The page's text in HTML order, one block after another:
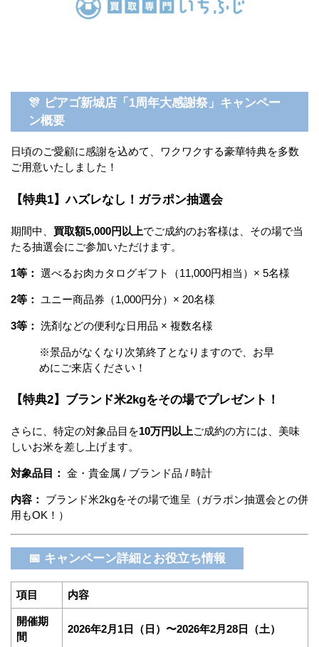
🎊 ピアゴ新城店「1周年大感謝祭」キャンペー
ン概要
日頃のご愛顧に感謝を込めて、ワクワクする豪華特典を多数
ご用意いたしました！
【特典1】ハズレなし！ガラポン抽選会
期間中、 買取額5,000円以上でご成約のお客様は、その場で当
たる抽選会にご参加いただけます。
1等： 選べるお肉カタログギフト（11,000円相当）× 5名様
2等： ユニー商品券（1,000円分）× 20名様
3等： 洗剤などの便利な日用品 × 複数名様
※景品がなくなり次第終了となりますので、お早
めにご来店ください！
【特典2】ブランド米2kgをその場でプレゼント！
さらに、特定の対象品目を10万円以上ご成約の方には、美味
しいお米を差し上げます。
対象品目： 金・貴金属 / ブランド品 / 時計
内容：
ブランド米2kgをその場で進呈（ガラポン抽選会との併
用もOK！）
📅 キャンペーン詳細とお役立ち情報
項目 内容
開催期
間
2026年2月1日（日）〜2026年2月28日（土）